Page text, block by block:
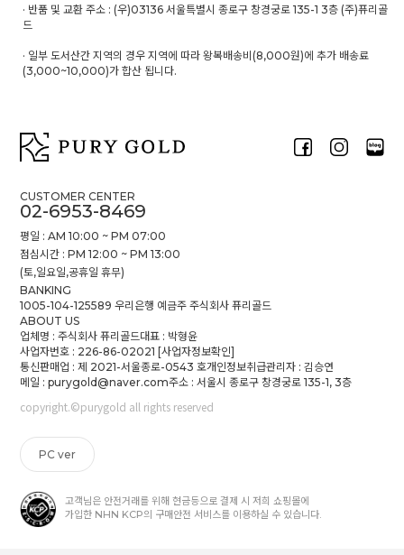
· 반품 및 교환 주소 : (우)03136 서울특별시 종로구 창경궁로 135-1 3층 (주)퓨리골
드
· 일부 도서산간 지역의 경우 지역에 따라 왕복배송비(8,000원)에 추가 배송료
(3,000~10,000)가 합산 됩니다.
CUSTOMER CENTER
02-6953-8469
평일 : AM 10:00 ~ PM 07:00
점심시간 : PM 12:00 ~ PM 13:00
(토,일요일,공휴일 휴무)
BANKING
1005-104-125589 우리은행 예금주 주식회사 퓨리골드
ABOUT US
업체명 : 주식회사 퓨리골드대표 : 박형윤
사업자번호 : 226-86-02021 [사업자정보확인]
통신판매업 : 제 2021-서울종로-0543 호개인정보취급관리자 : 김승연
메일 : purygold@naver.com주소 : 서울시 종로구 창경궁로 135-1, 3층
copyright.©purygold all rights reserved
PC ver
고객님은 안전거래를 위해 현금등으로 결제 시 저희 쇼핑몰에
가입한 NHN KCP의 구매안전 서비스를 이용하실 수 있습니다.